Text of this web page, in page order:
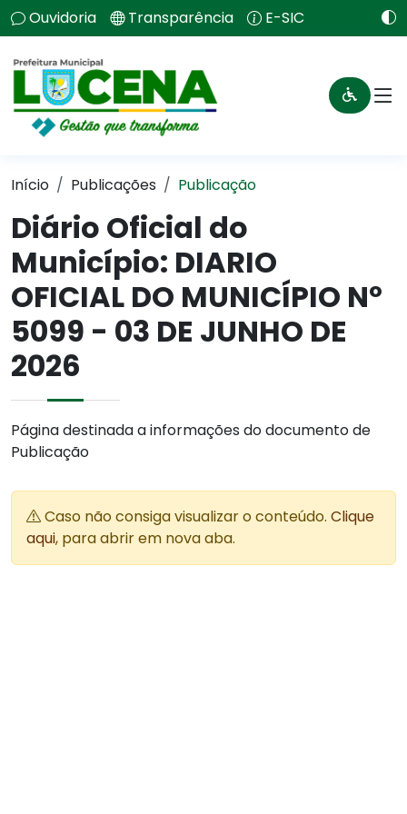
Ouvidoria Transparência E-SIC
Início Publicações Publicação
Diário Oficial do
Município: DIARIO
OFICIAL DO MUNICÍPIO Nº
5099 - 03 DE JUNHO DE
2026
Página destinada a informações do documento de
Publicação
Caso não consiga visualizar o conteúdo. Clique
aqui, para abrir em nova aba.